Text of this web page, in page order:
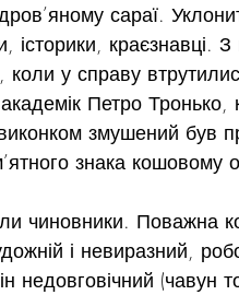
сараї.
історики, краєзнавці.
коли у справу
Петро Тронько,
змушений був
знака кошовому
чиновники. Поважна
і невиразний,
недовговічний